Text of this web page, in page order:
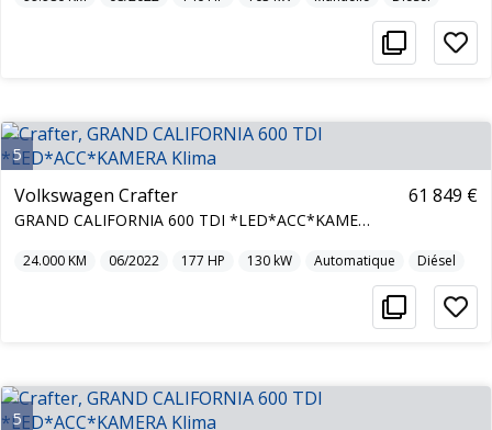
5
Volkswagen Crafter
GRAND CALIFORNIA 600 TDI *LED*ACC*KAMERA Klima
61 849 €
24.000KM 06/2022 177 HP 130kW Automatique Diésel
5